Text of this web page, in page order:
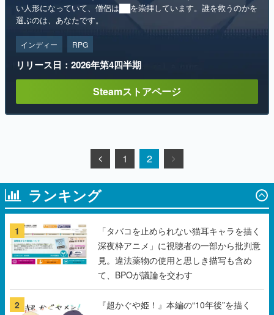
リリース日：2026年第4四半期
1 2
ランキング
1
「タバコを止められない猫耳キャラを描く
深夜枠アニメ」に視聴者の一部から批判意
見。違法薬物の使用と思しき描写も含め
て、BPOが議論を交わす
2
『超かぐや姫！』本編の“10年後”を描く
『超かぐやメシ！』Web連載決定。新たな
Webマンガレーベル「ビビビコミック」に
て特別話が掲載スタート、あのお話には…